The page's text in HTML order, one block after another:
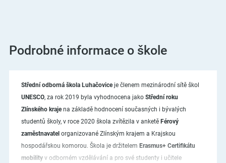
Podrobné informace o škole
Střední odborná škola Luhačoviceje členem mezinárodní sítě škol
UNESCO, za rok 2019 byla vyhodnocena jako Střední roku
Zlínského krajena základě hodnocení současných i bývalých
studentů školy, v roce 2020 škola zvítězila v anketě Férový
zaměstnavatel organizované Zlínským krajem a Krajskou
hospodářskou komorou. Škola je držitelem Erasmus+ Certifikátu
mobilityv odborném vzdělávání a pro své studenty i učitele